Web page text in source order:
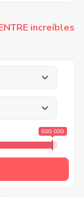
venta en el
casasincreíbles
600 000